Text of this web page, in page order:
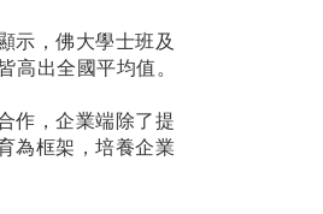
示，佛大學士班及
高出全國平均值。
作，企業端除了提
為框架，培養企業